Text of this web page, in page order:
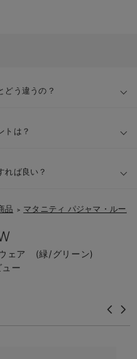
どう違うの？
トは？
れば良い？
品 ＞ マタニティ パジャマ・ルーム
ェア (緑/グリーン)
ー